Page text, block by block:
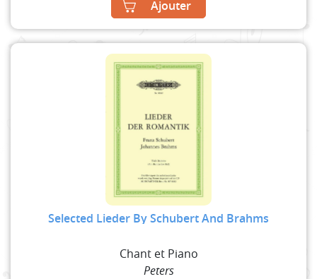
Ajouter
Selected Lieder By Schubert And Brahms
Chant et Piano
Peters